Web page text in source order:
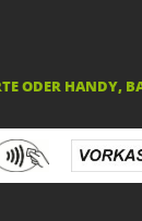
ODER HANDY,